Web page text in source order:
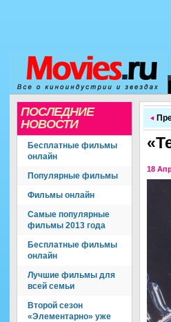
ПОСЛЕДНИЕ
НОВОСТИ
Бесплатные фильмы
онлайн
Популярные фильмы
Фильмы онлайн
Самые популярные
фильмы 2013 года
Бесплатные фильмы
онлайн
Лучшие фильмы для
всей семьи
Второй сезон
«Элементарно» уже
18